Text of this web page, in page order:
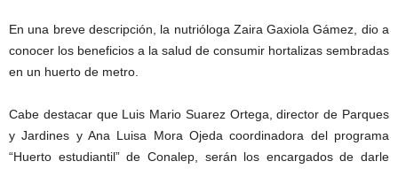
En una breve descripción, la nutrióloga Zaira Gaxiola Gámez, dio a
conocer los beneficios a la salud de consumir hortalizas sembradas
en un huerto de metro.
Cabe destacar que Luis Mario Suarez Ortega, director de Parques
y Jardines y Ana Luisa Mora Ojeda coordinadora del programa
“Huerto estudiantil” de Conalep, serán los encargados de darle